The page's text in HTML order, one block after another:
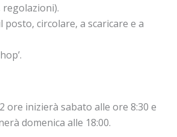
posto, circolare, a scaricare e a
ore inizierà sabato alle ore 8:30 e
domenica alle 18:00.